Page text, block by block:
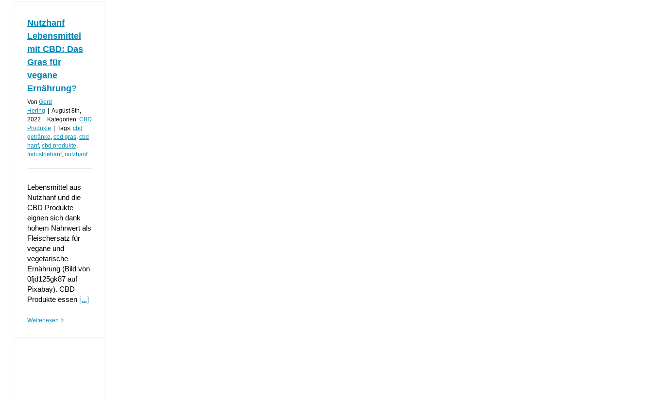
Nutzhanf
Lebensmittel
mit CBD: Das
Gras für
vegane
Ernährung?
Von Gerd
Hering | August 8th,
2022 | Kategorien: CBD
Produkte | Tags: cbd
getränke, cbd gras, cbd
hanf, cbd produkte,
Industriehanf, nutzhanf
Lebensmittel aus
Nutzhanf und die
CBD Produkte
eignen sich dank
hohem Nährwert als
Fleischersatz für
vegane und
vegetarische
Ernährung (Bild von
0fjd125gk87 auf
Pixabay). CBD
Produkte essen [...]
Weiterlesen